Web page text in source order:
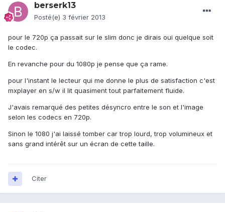
berserk13
Posté(e) 3 février 2013
pour le 720p ça passait sur le slim donc je dirais oui quelque soit
le codec.
En revanche pour du 1080p je pense que ça rame.
pour l'instant le lecteur qui me donne le plus de satisfaction c'est
mxplayer en s/w il lit quasiment tout parfaitement fluide.
J'avais remarqué des petites désyncro entre le son et l'image
selon les codecs en 720p.
Sinon le 1080 j'ai laissé tomber car trop lourd, trop volumineux et
sans grand intérêt sur un écran de cette taille.
Citer